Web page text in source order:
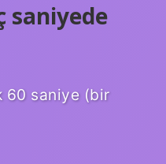
saniyede
60 saniye (bir